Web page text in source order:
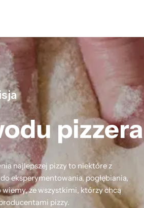
pizzera
najlepszej pizzy to niektóre z
eksperymentowania, pogłębiania,
wiemy, ze wszystkimi, którzy chcą
pizzy.